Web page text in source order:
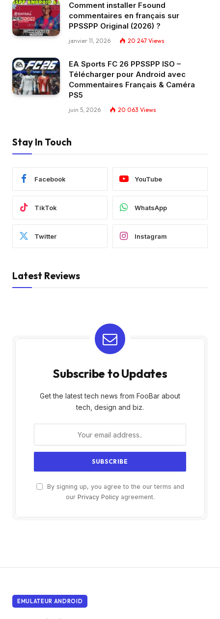
Comment installer Fsound
commentaires en français sur
PPSSPP Original (2026) ?
janvier 11, 2026 20 247 Views
EA Sports FC 26 PPSSPP ISO –
Télécharger pour Android avec
Commentaires Français & Caméra
PS5
juin 5, 2026 20 063 Views
Stay In Touch
Facebook YouTube
TikTok WhatsApp
Twitter Instagram
Latest Reviews
Subscribe to Updates
Get the latest tech news from FooBar about
tech, design and biz.
By signing up, you agree to the our terms and
our Privacy Policyagreement.
EMULATEUR ANDROID